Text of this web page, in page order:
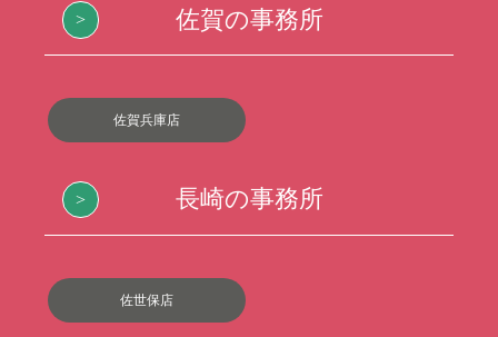
佐賀の事務所
佐賀兵庫店
長崎の事務所
佐世保店